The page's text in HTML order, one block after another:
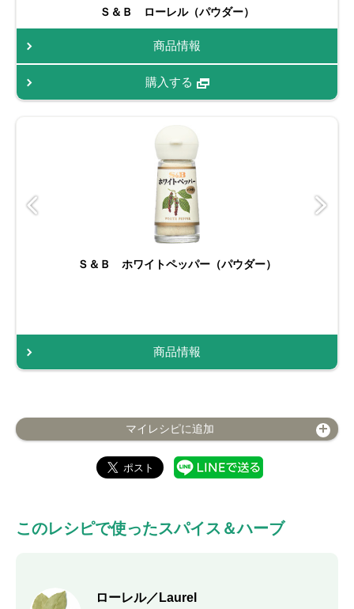
Ｓ＆Ｂ ローレル（パウダー）
商品情報
購入する
Ｓ＆Ｂ ホワイトペッパー（パウダー）
商品情報
マイレシピに追加
このレシピで使ったスパイス＆ハーブ
ローレル／Laurel